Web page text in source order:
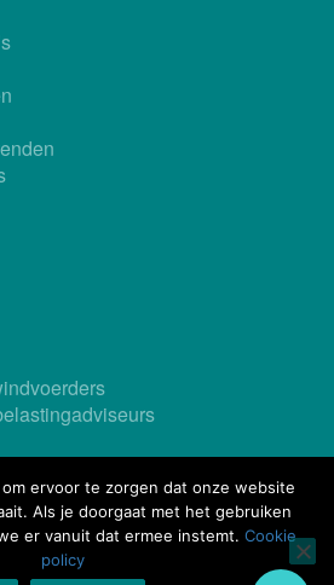
Privacy PolicyandTerms of Service
ervoor te zorgen dat onze website
Als je doorgaat met het gebruiken
er vanuit dat ermee instemt. Cookie
policy